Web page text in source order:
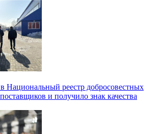
реестр добросовестных
и получило знак качества